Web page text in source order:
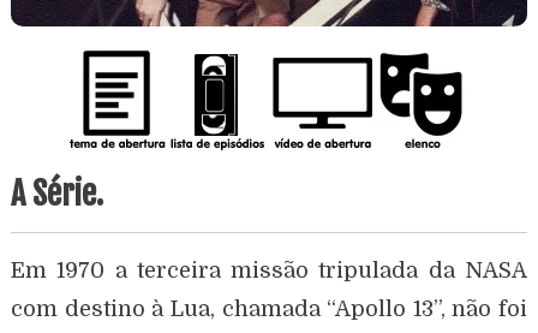
A Série.
Em 1970 a terceira missão tripulada da NASA
com destino à Lua, chamada “Apollo 13”, não foi